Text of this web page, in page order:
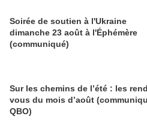
Soirée de soutien à l'Ukraine
dimanche 23 août à l'Éphémère
(communiqué)
Sur les chemins de l’été : les
vous du mois d’août
QBO)